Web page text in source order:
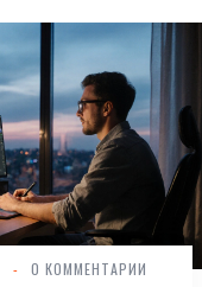
- 0 КОММЕНТАРИИ